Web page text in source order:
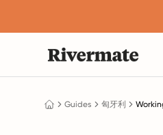
Guides 匈牙利